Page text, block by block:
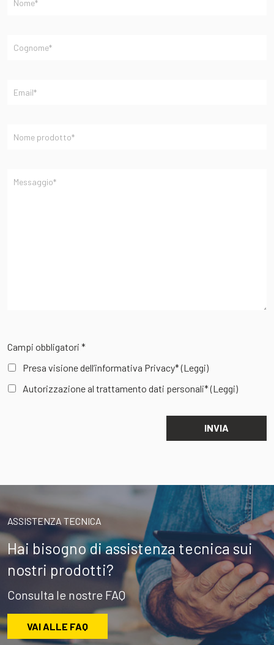
Campi obbligatori *
Presa visione dell’informativa Privacy*(Leggi)
Autorizzazione al trattamento dati personali*(Leggi)
ASSISTENZA TECNICA
Hai bisogno di assistenza tecnica sui
nostri prodotti?
Consulta le nostre FAQ
VAI ALLE FAQ